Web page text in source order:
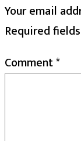
Your email
Required
Comment*